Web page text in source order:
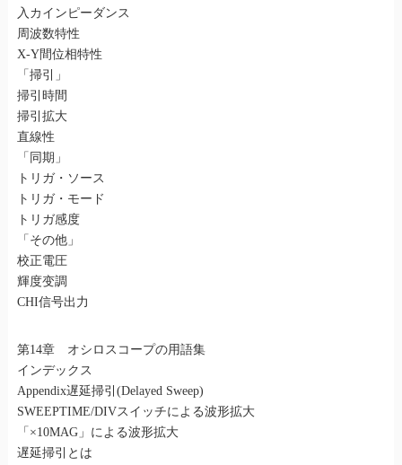
入カインピーダンス
周波数特性
X-Y間位相特性
「掃引」
掃引時間
掃引拡大
直線性
「同期」
トリガ・ソース
トリガ・モード
トリガ感度
「その他」
校正電圧
輝度变調
CHI信号出力
第14章 オシロスコープの用語集
インデックス
Appendix遅延掃引(Delayed Sweep)
SWEEPTIME/DIVスイッチによる波形拡大
「×10MAG」による波形拡大
遅延掃引とは